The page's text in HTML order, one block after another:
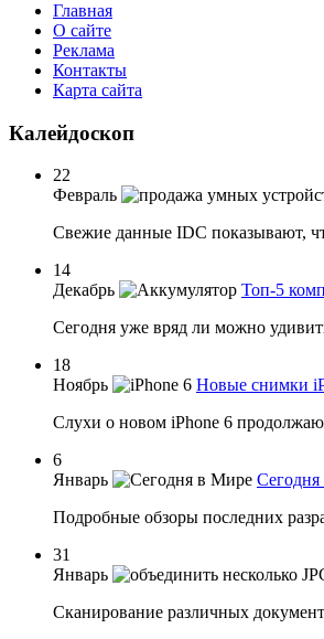
Главная
О сайте
Реклама
Контакты
Карта сайта
Калейдоскоп
22
Февраль
Свежие данные IDC показывают,
14
Декабрь
Топ-5
Сегодня уже вряд ли можно
18
Ноябрь
Новые снимки
Слухи о новом iPhone 6
6
Январь
Подробные обзоры последних
31
Январь
Сканирование различных